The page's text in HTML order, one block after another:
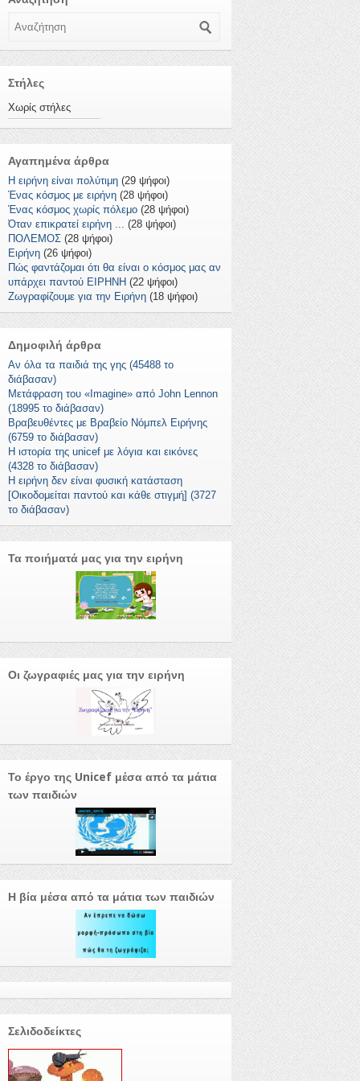
Στήλες
Χωρίς στήλες
Αγαπημένα άρθρα
Η ειρήνη είναι πολύτιμη (29 ψήφοι)
Ένας κόσμος με ειρήνη (28 ψήφοι)
Ένας κόσμος χωρίς πόλεμο (28 ψήφοι)
Όταν επικρατεί ειρήνη ... (28 ψήφοι)
ΠΟΛΕΜΟΣ (28 ψήφοι)
Ειρήνη (26 ψήφοι)
Πώς φαντάζομαι ότι θα είναι ο κόσμος μας αν
υπάρχει παντού ΕΙΡΗΝΗ (22 ψήφοι)
Ζωγραφίζουμε για την Ειρήνη (18 ψήφοι)
Δημοφιλή άρθρα
Αν όλα τα παιδιά της γης (45488 το
διάβασαν)
Μετάφραση του «Imagine» από John Lennon
(18995 το διάβασαν)
Βραβευθέντες με Βραβείο Νόμπελ Ειρήνης
(6759 το διάβασαν)
Η ιστορία της unicef με λόγια και εικόνες
(4328 το διάβασαν)
Η ειρήνη δεν είναι φυσική κατάσταση
[Οικοδομείται παντού και κάθε στιγμή] (3727
το διάβασαν)
Τα ποιήματά μας για την ειρήνη
Οι ζωγραφιές μας για την ειρήνη
Το έργο της Unicef μέσα από τα μάτια
των παιδιών
Η βία μέσα από τα μάτια των παιδιών
Σελιδοδείκτες